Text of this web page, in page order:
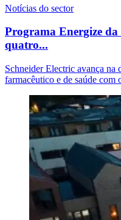
Notícias do sector
Programa Energize
quatro...
Schneider Electric avança na
farmacêutico e de saúde com